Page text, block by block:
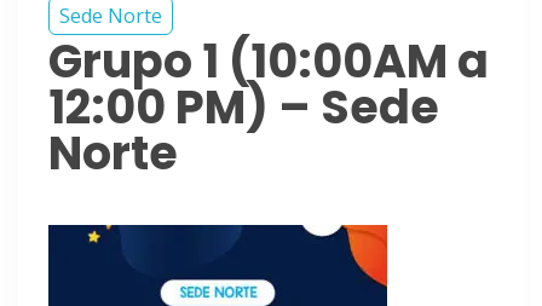
Sede Norte
Grupo 1 (10:00AM a
12:00 PM) – Sede
Norte